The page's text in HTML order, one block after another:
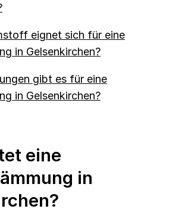
eignet sich für eine
in Gelsenkirchen?
gibt es für eine
in Gelsenkirchen?
eine
in